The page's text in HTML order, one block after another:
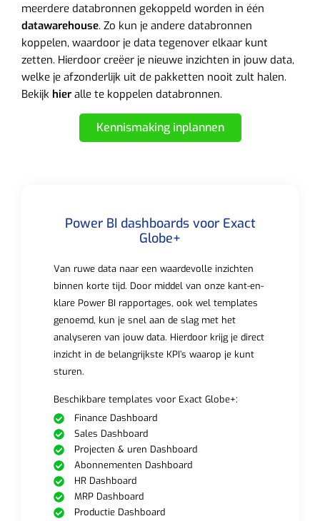
meerdere databronnen gekoppeld worden in één
datawarehouse. Zo kun je andere databronnen
koppelen, waardoor je data tegenover elkaar kunt
zetten. Hierdoor creëer je nieuwe inzichten in jouw data,
welke je afzonderlijk uit de pakketten nooit zult halen.
Bekijk hier alle te koppelen databronnen.
Kennismaking inplannen
Power BI dashboards voor Exact
Globe+
Van ruwe data naar een waardevolle inzichten
binnen korte tijd. Door middel van onze kant-en-
klare Power BI rapportages, ook wel templates
genoemd, kun je snel aan de slag met het
analyseren van jouw data. Hierdoor krijg je direct
inzicht in de belangrijkste KPI’s waarop je kunt
sturen.
Beschikbare templates voor Exact Globe+:
Finance Dashboard
Sales Dashboard
Projecten & uren Dashboard
Abonnementen Dashboard
HR Dashboard
MRP Dashboard
Productie Dashboard